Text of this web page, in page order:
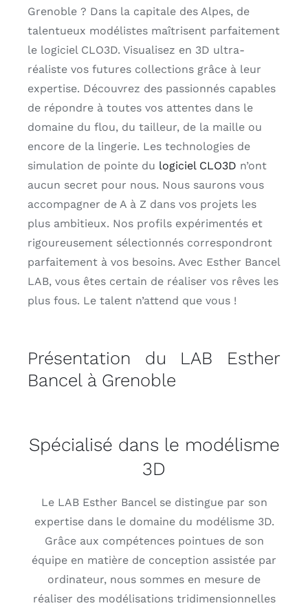
Grenoble ? Dans la capitale des Alpes, de
talentueux modélistes maîtrisent parfaitement
le logiciel CLO3D. Visualisez en 3D ultra-
réaliste vos futures collections grâce à leur
expertise. Découvrez des passionnés capables
de répondre à toutes vos attentes dans le
domaine du flou, du tailleur, de la maille ou
encore de la lingerie. Les technologies de
simulation de pointe du logiciel CLO3D n’ont
aucun secret pour nous. Nous saurons vous
accompagner de A à Z dans vos projets les
plus ambitieux. Nos profils expérimentés et
rigoureusement sélectionnés correspondront
parfaitement à vos besoins. Avec Esther Bancel
LAB, vous êtes certain de réaliser vos rêves les
plus fous. Le talent n’attend que vous !
Présentation du LAB Esther
Bancel à Grenoble
Spécialisé dans le modélisme
3D
Le LAB Esther Bancel se distingue par son
expertise dans le domaine du modélisme 3D.
Grâce aux compétences pointues de son
équipe en matière de conception assistée par
ordinateur, nous sommes en mesure de
réaliser des modélisations tridimensionnelles